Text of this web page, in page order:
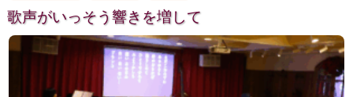
歌声がいっそう響きを増して